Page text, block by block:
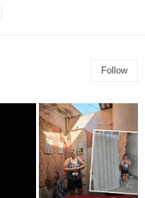
Follow